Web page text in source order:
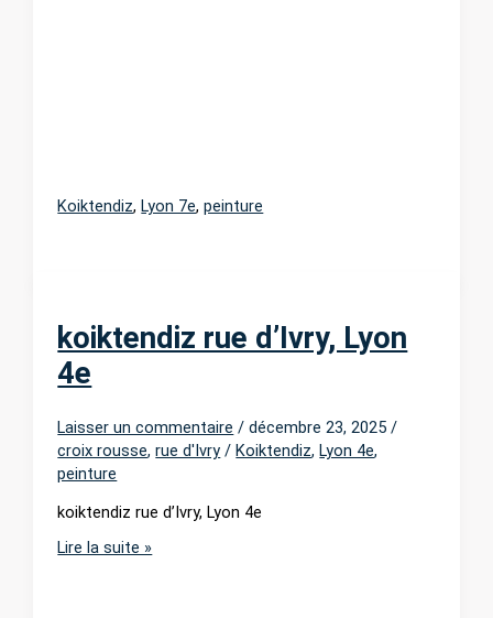
Koiktendiz,Lyon 7e,peinture
koiktendiz rue d’Ivry, Lyon
4e
Laisser un commentaire /décembre 23, 2025/
croix rousse,rue d'Ivry /Koiktendiz,Lyon 4e,
peinture
koiktendiz rue d’Ivry, Lyon 4e
koiktendiz
Lire la suite »